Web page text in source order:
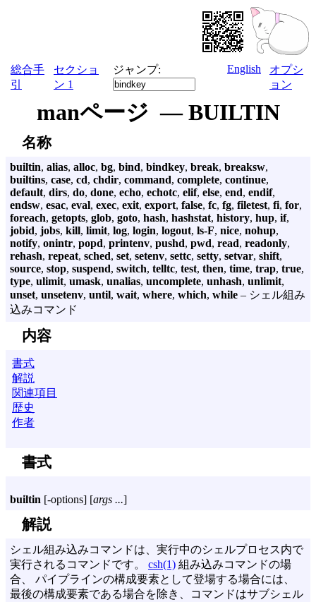
総合手
引
セクショ
ン 1
ジャンプ: English
オプシ
ョン
manページ — BUILTIN
名称
builtin, alias, alloc, bg, bind, bindkey, break, breaksw,
builtins, case, cd, chdir, command, complete, continue,
default, dirs, do, done, echo, echotc, elif, else, end, endif,
endsw, esac, eval, exec, exit, export, false, fc, fg, filetest, fi, for,
foreach, getopts, glob, goto, hash, hashstat, history, hup, if,
jobid, jobs, kill, limit, log, login, logout, ls-F, nice, nohup,
notify, onintr, popd, printenv, pushd, pwd, read, readonly,
rehash, repeat, sched, set, setenv, settc, setty, setvar, shift,
source, stop, suspend, switch, telltc, test, then, time, trap, true,
type, ulimit, umask, unalias, uncomplete, unhash, unlimit,
unset, unsetenv, until, wait, where, which, while – シェル組み
込みコマンド
内容
書式
解説
関連項目
歴史
作者
書式
builtin [-options] [args ...]
解説
シェル組み込みコマンドは、実行中のシェルプロセス内で
実行されるコマンドです。 csh(1) 組み込みコマンドの場
合、 パイプラインの構成要素として登場する場合には、
最後の構成要素である場合を除き、コマンドはサブシェル